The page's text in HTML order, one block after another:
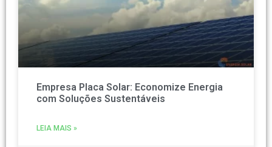
Empresa Placa Solar: Economize Energia
com Soluções Sustentáveis
LEIA MAIS »